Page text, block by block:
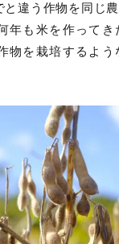
と違う作物を同じ
年も米を作って
物を栽培するよ